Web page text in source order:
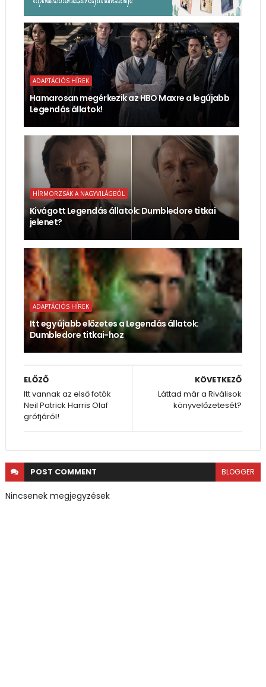
ADAPTÁCIÓS HÍREK
Hamarosan megérkezik az HBO Maxre a legújabb
Legendás állatok!
HÍRMORZSÁK A NAGYVILÁGBÓL
Kivágott Legendás állatok: Dumbledore titkai
jelenet?
ADAPTÁCIÓS HÍREK
Itt egy újabb előzetes a Legendás állatok:
Dumbledore titkai-hoz
KÖVETKEZŐ
Láttad már a Riválisok
könyvelőzetesét?
ELŐZŐ
Itt vannak az első fotók
Neil Patrick Harris Olaf
grófjáról!
POST COMMENT BLOGGER
Nincsenek megjegyzések